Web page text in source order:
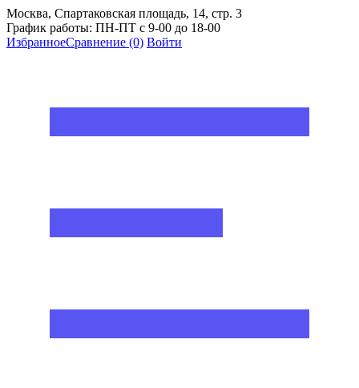
Москва, Спартаковская площадь, 14, стр. 3
График работы: ПН-ПТ с 9-00 до 18-00
ИзбранноеСравнение (0) Войти